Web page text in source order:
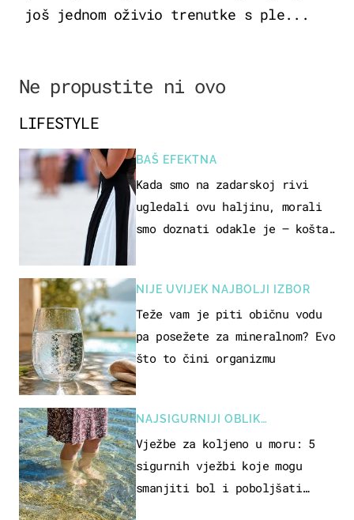
još jednom oživio trenutke s ple...
Ne propustite ni ovo
LIFESTYLE
BAŠ EFEKTNA
Kada smo na zadarskoj rivi
ugledali ovu haljinu, morali
smo doznati odakle je – košta
NIJE UVIJEK NAJBOLJI IZBOR
Teže vam je piti običnu vodu
pa posežete za mineralnom? Evo
što to čini organizmu
NAJSIGURNIJI OBLIK
REKREACIJE
Vježbe za koljeno u moru: 5
sigurnih vježbi koje mogu
smanjiti bol i poboljšati